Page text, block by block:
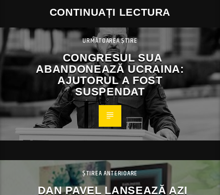
CONTINUAȚI LECTURA
URMĂTOAREA ȘTIRE
CONGRESUL SUA
ABANDONEAZĂ UCRAINA:
AJUTORUL A FOST
SUSPENDAT
ȘTIREA ANTERIOARE
DAN PAVEL LANSEAZĂ AZI